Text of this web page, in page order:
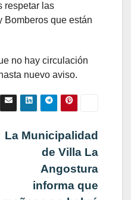
respetar las
Bomberos que están
no hay circulación
nuevo aviso.
La Municipalidad
de Villa La
Angostura
informa que